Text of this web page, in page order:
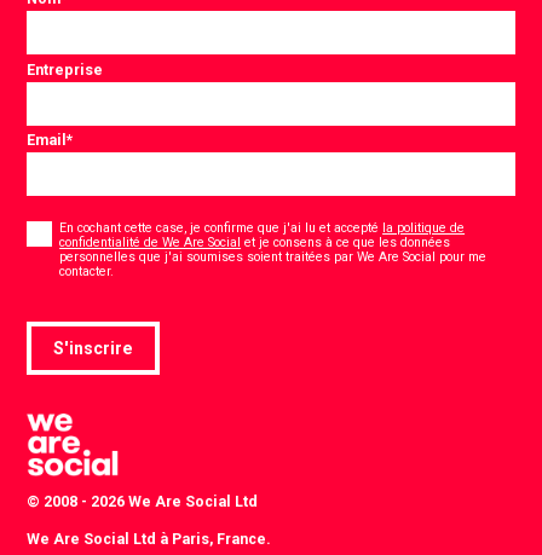
Entreprise
Email*
Consentement
En cochant cette case, je confirme que j'ai lu et accepté la politique de
confidentialité de We Are Social et je consens à ce que les données
personnelles que j'ai soumises soient traitées par We Are Social pour me
contacter.
S'inscrire
© 2008 - 2026 We Are Social Ltd
We Are Social Ltd à Paris, France.